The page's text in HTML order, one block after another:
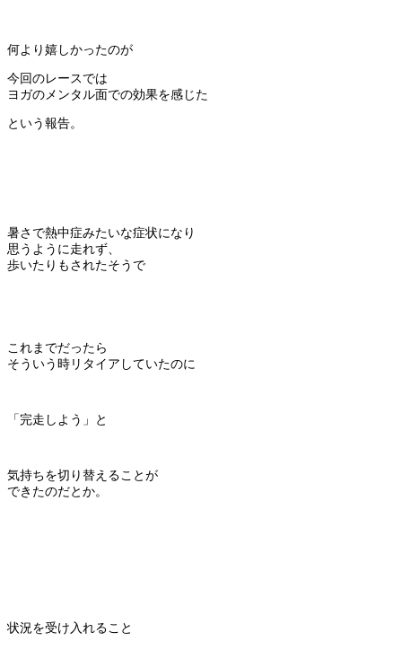
何より嬉しかったのが
今回のレースでは
ヨガのメンタル面での効果を感じた
という報告。
暑さで熱中症みたいな症状になり
思うように走れず、
歩いたりもされたそうで
これまでだったら
そういう時リタイアしていたのに
「完走しよう」と
気持ちを切り替えることが
できたのだとか。
状況を受け入れること